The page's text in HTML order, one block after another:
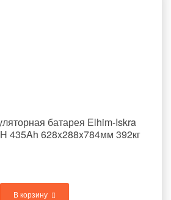
батарея Elhim-Iskra
435Ah 628x288x784мм 392кг
В корзину